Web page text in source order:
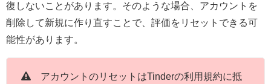
復しないことがあります。そのような場合、アカウントを
削除して新規に作り直すことで、評価をリセットできる可
能性があります。
アカウントのリセットはTinderの利用規約に抵